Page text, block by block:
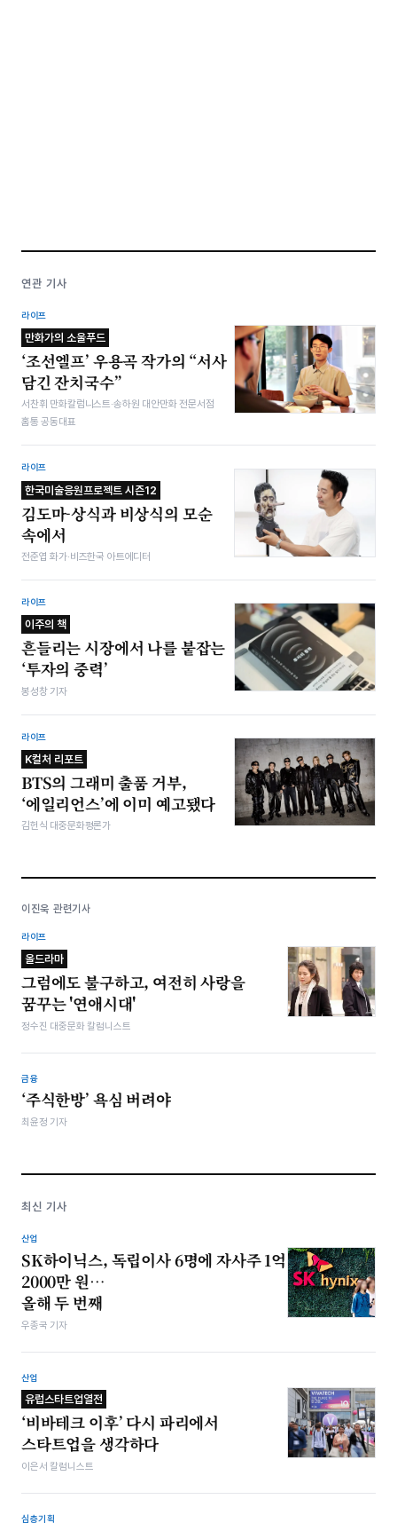
연관 기사
라이프
만화가의 소울푸드
‘조선엘프’ 우용곡 작가의 “서사
담긴 잔치국수”
서찬휘 만화칼럼니스트·송하원 대안만화 전문서점
홈통 공동대표
라이프
한국미술응원프로젝트 시즌12
김도마-상식과 비상식의 모순
속에서
전준엽 화가·비즈한국 아트에디터
라이프
이주의 책
흔들리는 시장에서 나를 붙잡는
‘투자의 중력’
봉성창 기자
라이프
K컬처 리포트
BTS의 그래미 출품 거부,
‘에일리언스’에 이미 예고됐다
김헌식 대중문화평론가
이진욱 관련기사
라이프
올드라마
그럼에도 불구하고, 여전히 사랑을
꿈꾸는 '연애시대'
정수진 대중문화 칼럼니스트
금융
‘주식한방’ 욕심 버려야
최윤정 기자
최신 기사
산업
SK하이닉스, 독립이사 6명에 자사주 1억
2000만 원…
올해 두 번째
우종국 기자
산업
유럽스타트업열전
‘비바테크 이후’ 다시 파리에서
스타트업을 생각하다
이은서 칼럼니스트
심층기획